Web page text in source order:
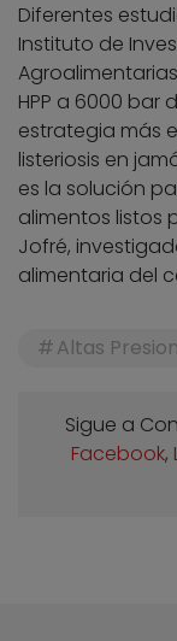
Diferentes
Instituto de
HPP a 6000 bar
estrategia más
listeriosis en
es la solución
alimentos listos
Jofré,
alimentaria del
Altas
Sigue a
Facebook,